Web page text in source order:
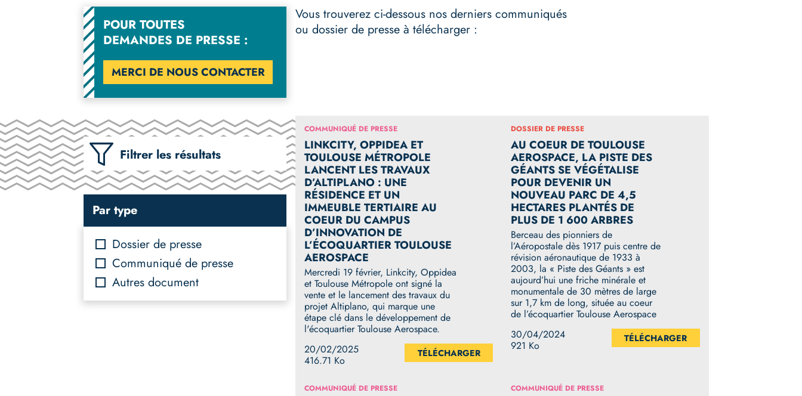
POUR TOUTES
DEMANDES DE PRESSE :
MERCI DE NOUS CONTACTER
Vous trouverez ci-dessous nos derniers communiqués
ou dossier de presse à télécharger :
Filtrer les résultats
Par type
Dossier de presse
Communiqué de presse
Autres document
COMMUNIQUÉ DE PRESSE
LINKCITY, OPPIDEA ET
TOULOUSE MÉTROPOLE
LANCENT LES TRAVAUX
D’ALTIPLANO : UNE
RÉSIDENCE ET UN
IMMEUBLE TERTIAIRE AU
COEUR DU CAMPUS
D’INNOVATION DE
L’ÉCOQUARTIER TOULOUSE
AEROSPACE
Mercredi 19 février, Linkcity, Oppidea
et Toulouse Métropole ont signé la
vente et le lancement des travaux du
projet Altiplano, qui marque une
étape clé dans le développement de
l'écoquartier Toulouse Aerospace.
20/02/2025
416.71 Ko
TÉLÉCHARGER
DOSSIER DE PRESSE
AU COEUR DE TOULOUSE
AEROSPACE, LA PISTE DES
GÉANTS SE VÉGÉTALISE
POUR DEVENIR UN
NOUVEAU PARC DE 4,5
HECTARES PLANTÉS DE
PLUS DE 1 600 ARBRES
Berceau des pionniers de
l’Aéropostale dès 1917 puis centre de
révision aéronautique de 1933 à
2003, la « Piste des Géants » est
aujourd’hui une friche minérale et
monumentale de 30 mètres de large
sur 1,7 km de long, située au coeur
de l’écoquartier Toulouse Aerospace
30/04/2024
921 Ko
TÉLÉCHARGER
COMMUNIQUÉ DE PRESSE COMMUNIQUÉ DE PRESSE